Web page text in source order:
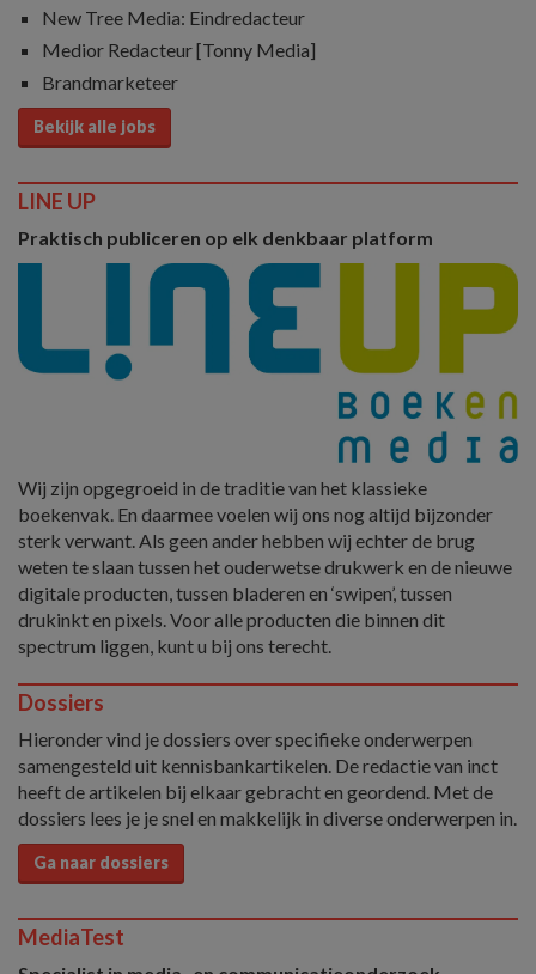
New Tree Media: Eindredacteur
Medior Redacteur [Tonny Media]
Brandmarketeer
Bekijk alle jobs
LINE UP
Praktisch publiceren op elk denkbaar platform
Wij zijn opgegroeid in de traditie van het klassieke
boekenvak. En daarmee voelen wij ons nog altijd bijzonder
sterk verwant. Als geen ander hebben wij echter de brug
weten te slaan tussen het ouderwetse drukwerk en de nieuwe
digitale producten, tussen bladeren en ‘swipen’, tussen
drukinkt en pixels. Voor alle producten die binnen dit
spectrum liggen, kunt u bij ons terecht.
Dossiers
Hieronder vind je dossiers over specifieke onderwerpen
samengesteld uit kennisbankartikelen. De redactie van inct
heeft de artikelen bij elkaar gebracht en geordend. Met de
dossiers lees je je snel en makkelijk in diverse onderwerpen in.
Ga naar dossiers
MediaTest